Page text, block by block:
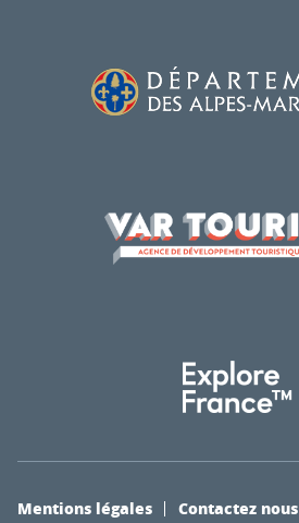
Mentions légales
Contactez nous